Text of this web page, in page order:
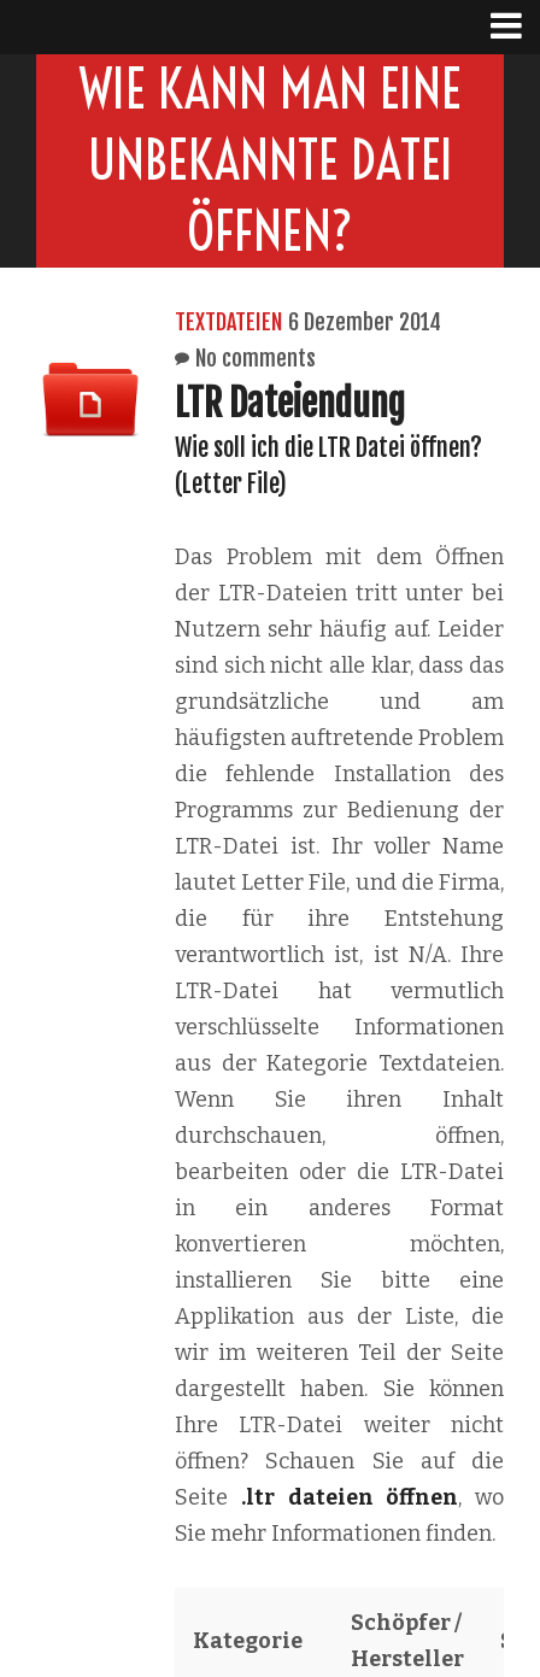
WIE KANN MAN EINE
UNBEKANNTE DATEI
ÖFFNEN?
TEXTDATEIEN 6 Dezember 2014
No comments
LTR Dateiendung
Wie soll ich die LTR Datei öffnen?
(Letter File)
Das Problem mit dem Öffnen
der LTR-Dateien tritt unter bei
Nutzern sehr häufig auf. Leider
sind sich nicht alle klar, dass das
grundsätzliche und am
häufigsten auftretende Problem
die fehlende Installation des
Programms zur Bedienung der
LTR-Datei ist. Ihr voller Name
lautet Letter File, und die Firma,
die für ihre Entstehung
verantwortlich ist, ist N/A. Ihre
LTR-Datei hat vermutlich
verschlüsselte Informationen
aus der Kategorie Textdateien.
Wenn Sie ihren Inhalt
durchschauen, öffnen,
bearbeiten oder die LTR-Datei
in ein anderes Format
konvertieren möchten,
installieren Sie bitte eine
Applikation aus der Liste, die
wir im weiteren Teil der Seite
dargestellt haben. Sie können
Ihre LTR-Datei weiter nicht
öffnen? Schauen Sie auf die
Seite .ltr dateien öffnen, wo
Sie mehr Informationen finden.
Kategorie
Schöpfer /
Hersteller